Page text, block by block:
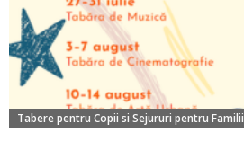
Tabere pentru Copii si Sejururi pentru Familii